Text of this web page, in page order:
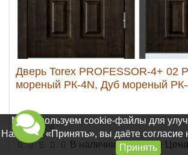
Дверь Torex PROFESSOR-4+ 02
мореный РК-4N, Дуб мореный
Арт. 03809
В наличии на складе
Мы используем cookie-файлы для
Нажимая «Принять», вы даёте согласие
Принять